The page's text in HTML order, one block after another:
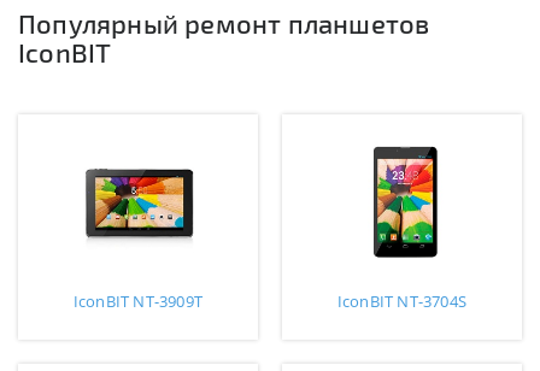
Популярный ремонт планшетов
IconBIT
IconBIT NT-3909T IconBIT NT-3704S